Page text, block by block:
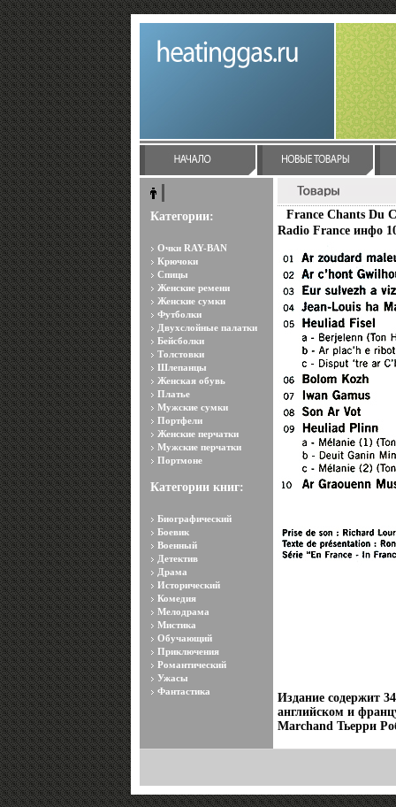
Категории:
Очки RAY-BAN
Крючоки
Спицы
Женские ремени
Женские сумки
Футболки
Двухслойные палатки
Бейсболки
Толстовки
Шлепанцы
Женская обувь
Платье
Мужские сумки
Портфели
Женские перчатки
Мужские перчатки
Портмоне
Категории книг:
Биографический
Боевик
Военный
Детектив
Драма
Исторический
Комедия
Мелодрама
Мистика
Обучающий
Приключения
Романтический
Ужасы
Фантастика
France Chants Du
Radio France инфо
Издание содержит
английском и
Marchand Тьерри